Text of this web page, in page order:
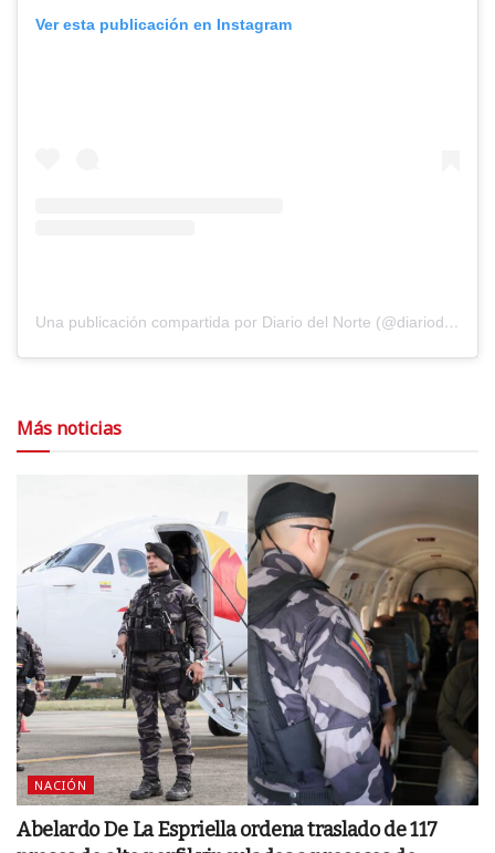
Ver esta publicación en Instagram
Una publicación compartida por Diario del Norte (@diariodelnorte)
Más noticias
NACIÓN
Abelardo De La Espriella ordena traslado de 117